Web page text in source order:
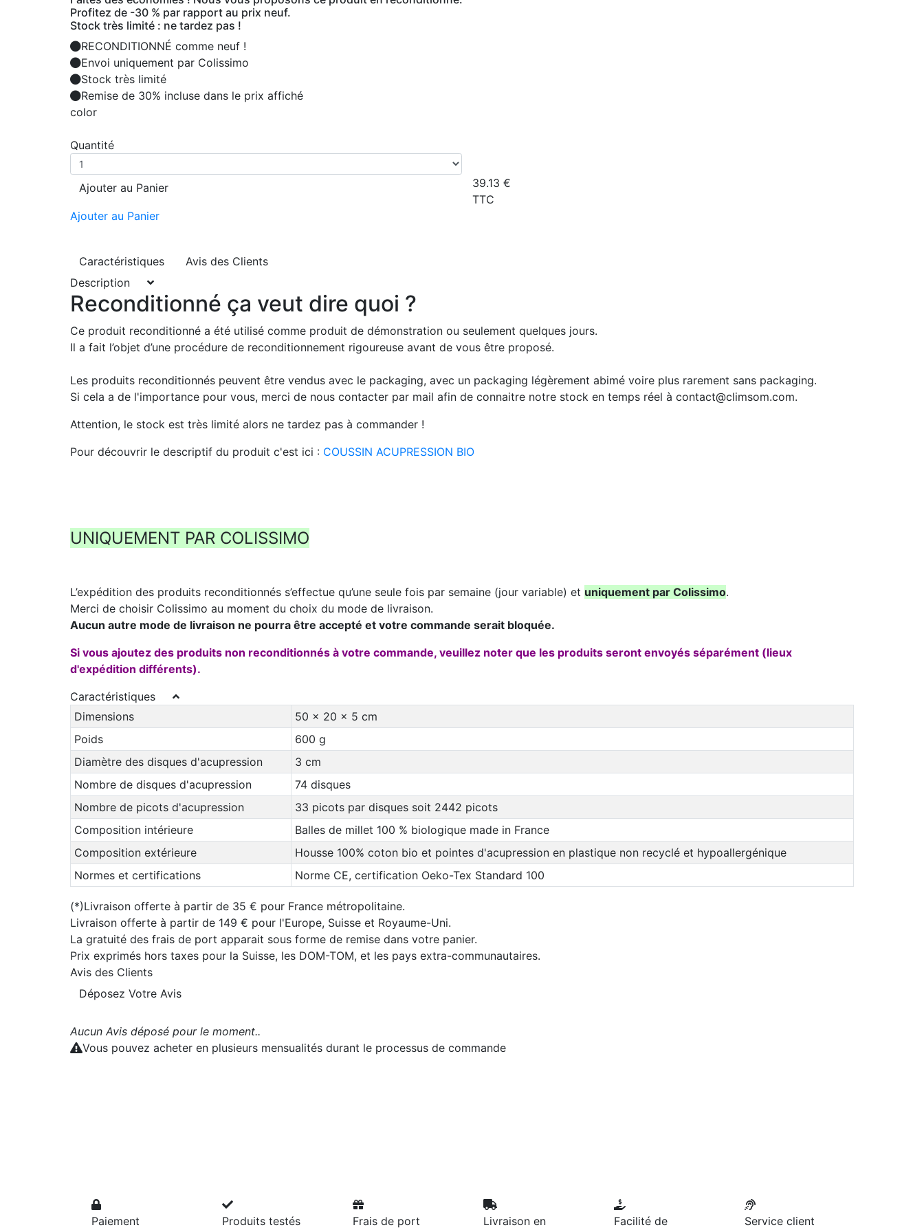
Profitez de -30 % par rapport au prix neuf.
Stock très limité : ne tardez pas !
RECONDITIONNÉ comme neuf !
Envoi uniquement par Colissimo
Stock très limité
Remise de 30% incluse dans le prix affiché
color
Quantité
Ajouter au Panier
Ajouter au Panier
39.13 €
TTC
Caractéristiques
Avis des Clients
Description
Reconditionné ça veut dire quoi ?
Ce produit reconditionné a été utilisé comme produit de démonstration ou seulement quelques jours.
Il a fait l’objet d’une procédure de reconditionnement rigoureuse avant de vous être proposé.
Les produits reconditionnés peuvent être vendus avec le packaging, avec un packaging légèrement abimé voire plus rarement sans packaging.
Si cela a de l'importance pour vous, merci de nous contacter par mail afin de connaitre notre stock en temps réel à contact@climsom.com.
Attention, le stock est très limité alors ne tardez pas à commander !
Pour découvrir le descriptif du produit c'est ici : COUSSIN ACUPRESSION BIO
UNIQUEMENT PAR COLISSIMO
L’expédition des produits reconditionnés s’effectue qu’une seule fois par semaine (jour variable) et uniquement par Colissimo.
Merci de choisir Colissimo au moment du choix du mode de livraison.
Aucun autre mode de livraison ne pourra être accepté et votre commande serait bloquée.
Si vous ajoutez des produits non reconditionnés à votre commande, veuillez noter que les produits seront envoyés séparément (lieux
d'expédition différents).
Caractéristiques
Dimensions
50 x 20 x 5 cm
Poids
600 g
Diamètre des disques d'acupression
3 cm
Nombre de disques d'acupression
74 disques
Nombre de picots d'acupression
33 picots par disques soit 2442 picots
Composition intérieure
Balles de millet 100 % biologique made in France
Composition extérieure
Housse 100% coton bio et pointes d'acupression en plastique non recyclé et hypoallergénique
Normes et certifications
Norme CE, certification Oeko-Tex Standard 100
(*)Livraison offerte à partir de 35 € pour France métropolitaine.
Livraison offerte à partir de 149 € pour l'Europe, Suisse et Royaume-Uni.
La gratuité des frais de port apparait sous forme de remise dans votre panier.
Prix exprimés hors taxes pour la Suisse, les DOM-TOM, et les pays extra-communautaires.
Avis des Clients
Déposez Votre Avis
Aucun Avis déposé pour le moment..
Vous pouvez acheter en plusieurs mensualités durant le processus de commande
Paiement
Produits testés
Frais de port
Livraison en
Facilité de
Service client